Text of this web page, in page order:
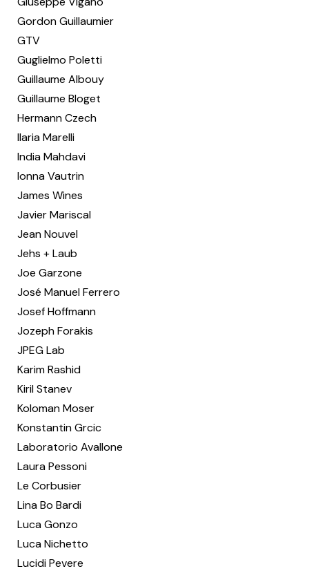
Gordon Guillaumier
GTV
Guglielmo Poletti
Guillaume Albouy
Guillaume Bloget
Hermann Czech
Ilaria Marelli
India Mahdavi
Ionna Vautrin
James Wines
Javier Mariscal
Jean Nouvel
Jehs + Laub
Joe Garzone
José Manuel Ferrero
Josef Hoffmann
Jozeph Forakis
JPEG Lab
Karim Rashid
Kiril Stanev
Koloman Moser
Konstantin Grcic
Laboratorio Avallone
Laura Pessoni
Le Corbusier
Lina Bo Bardi
Luca Gonzo
Luca Nichetto
Lucidi Pevere